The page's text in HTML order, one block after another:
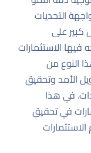
التحديات
كبير على
فيها الاستثمارات
النوع من
الأمد وتحقيق
في هذا
في تحقيق